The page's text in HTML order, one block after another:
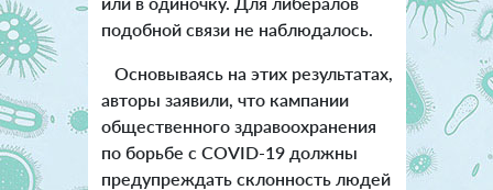
подобной связи не наблюдалось.
Основываясь на этих результатах,
авторы заявили, что кампании
общественного здравоохранения
по борьбе с COVID-19 должны
предупреждать склонность людей